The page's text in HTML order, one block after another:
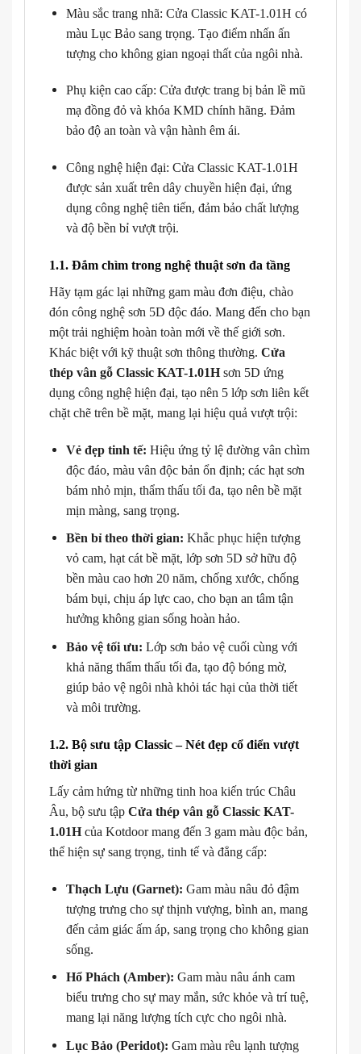
Màu sắc trang nhã: Cửa Classic KAT-1.01H có
màu Lục Bảo sang trọng. Tạo điểm nhấn ấn
tượng cho không gian ngoại thất của ngôi nhà.
Phụ kiện cao cấp: Cửa được trang bị bản lề mũ
mạ đồng đỏ và khóa KMD chính hãng. Đảm
bảo độ an toàn và vận hành êm ái.
Công nghệ hiện đại: Cửa Classic KAT-1.01H
được sản xuất trên dây chuyền hiện đại, ứng
dụng công nghệ tiên tiến, đảm bảo chất lượng
và độ bền bỉ vượt trội.
1.1. Đắm chìm trong nghệ thuật sơn đa tầng
Hãy tạm gác lại những gam màu đơn điệu, chào
đón công nghệ sơn 5D độc đáo. Mang đến cho bạn
một trải nghiệm hoàn toàn mới về thế giới sơn.
Khác biệt với kỹ thuật sơn thông thường. Cửa
thép vân gỗ Classic KAT-1.01Hsơn 5D ứng
dụng công nghệ hiện đại, tạo nên 5 lớp sơn liên kết
chặt chẽ trên bề mặt, mang lại hiệu quả vượt trội:
Vẻ đẹp tinh tế: Hiệu ứng tỷ lệ đường vân chìm
độc đáo, màu vân độc bản ổn định; các hạt sơn
bám nhỏ mịn, thẩm thấu tối đa, tạo nên bề mặt
mịn màng, sang trọng.
Bền bỉ theo thời gian: Khắc phục hiện tượng
vỏ cam, hạt cát bề mặt, lớp sơn 5D sở hữu độ
bền màu cao hơn 20 năm, chống xước, chống
bám bụi, chịu áp lực cao, cho bạn an tâm tận
hưởng không gian sống hoàn hảo.
Bảo vệ tối ưu: Lớp sơn bảo vệ cuối cùng với
khả năng thẩm thấu tối đa, tạo độ bóng mờ,
giúp bảo vệ ngôi nhà khỏi tác hại của thời tiết
và môi trường.
1.2. Bộ sưu tập Classic – Nét đẹp cổ điển vượt
thời gian
Lấy cảm hứng từ những tinh hoa kiến trúc Châu
Âu, bộ sưu tập Cửa thép vân gỗ Classic KAT-
1.01Hcủa Kotdoor mang đến 3 gam màu độc bản,
thể hiện sự sang trọng, tinh tế và đẳng cấp:
Thạch Lựu (Garnet): Gam màu nâu đỏ đậm
tượng trưng cho sự thịnh vượng, bình an, mang
đến cảm giác ấm áp, sang trọng cho không gian
sống.
Hổ Phách (Amber): Gam màu nâu ánh cam
biểu trưng cho sự may mắn, sức khỏe và trí tuệ,
mang lại năng lượng tích cực cho ngôi nhà.
Lục Bảo (Peridot): Gam màu rêu lạnh tượng